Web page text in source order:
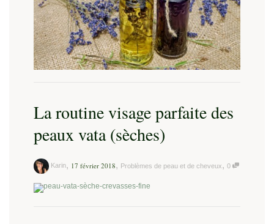
La routine visage parfaite des
peaux vata (sèches)
Karin, 17 février 2018, Problèmes de peau et de cheveux, 0